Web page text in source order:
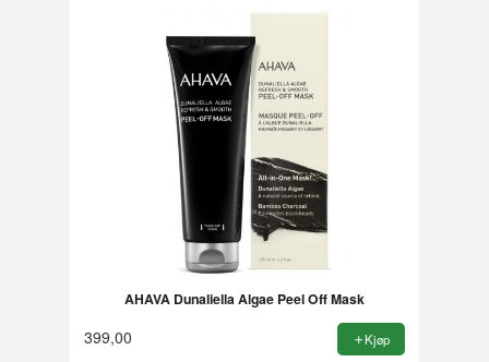
AHAVA Dunaliella Algae Peel Off Mask
399,00 Kjøp